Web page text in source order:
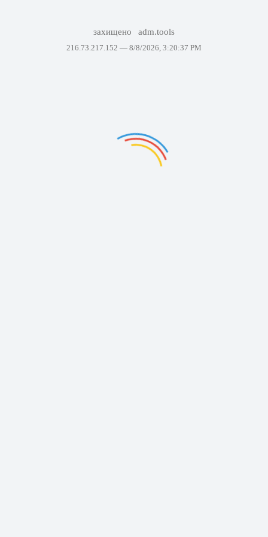
захищено adm.tools
216.73.217.152 — 8/8/2026, 3:20:37 PM